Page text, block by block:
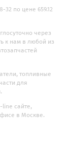
32 по цене 659.12
через
к нам в любой из
топливные
для
сайте,
в Москве.